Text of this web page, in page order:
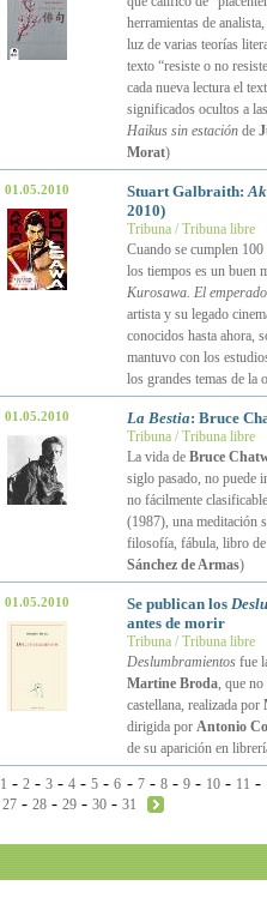
herramientas de
luz de varias teorías
texto “resiste o no
cada nueva lectura el
significados ocultos a
Haikus sin estaciónde
Morat)
01.05.2010 Stuart Galbraith:
2010)
Tribuna / Tribuna libre
Cuando se cumplen
los tiempos es un buen
Kurosawa. El
artista y su legado
conocidos hasta ahora,
mantuvo con los
los grandes temas de la
01.05.2010 La Bestia: Bruce
Tribuna / Tribuna libre
La vida de Bruce
siglo pasado, no puede
no fácilmente
(1987), una meditación
filosofía, fábula, libro
Sánchez de Armas)
01.05.2010 Se publican los
antes de morir
Tribuna / Tribuna libre
Deslumbramientosfue
Martine Broda, que no
castellana, realizada por
dirigida por Antonio
de su aparición en
1 -2 -3 -4 -5 -6 - 7- 8- 9- 10- 11 -
27 - 28 - 29 - 30 - 31